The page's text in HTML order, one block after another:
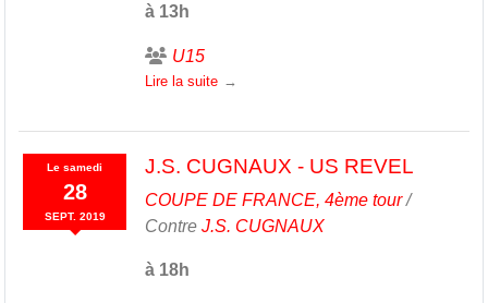
à 13h
U15
Lire la suite
Lesamedi
28
SEPT. 2019
J.S. CUGNAUX - US REVEL
COUPE DE FRANCE, 4ème tour/
Contre J.S. CUGNAUX
à 18h